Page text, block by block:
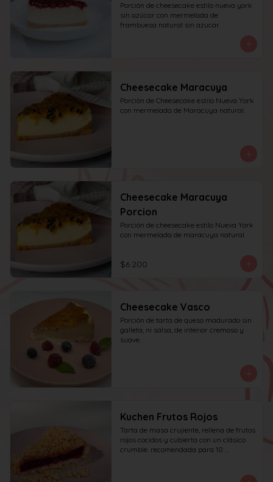
Porción de cheesecake estilo nueva york
sin azúcar con mermelada de
frambuesa natural sin azucar.
Cheesecake Maracuya
Porción de Cheesecake estilo Nueva York
con mermelada de Maracuya natural.
Cheesecake Maracuya
Porcion
Porción de cheesecake estilo Nueva York
con mermelada de maracuya natural.
$6.200
Cheesecake Vasco
Porción de tarta de queso madurado sin
galleta, ni salsa, de interior cremoso y
suave.
Kuchen Frutos Rojos
Tarta de masa crujiente, rellena de frutos
rojos cocidos y cubierta con un clásico
crumble. recomendada para 10